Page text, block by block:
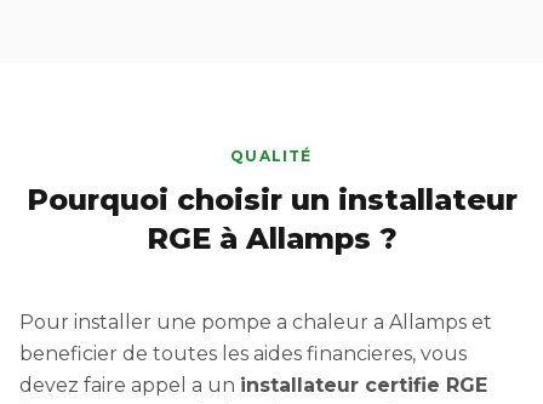
QUALITÉ
Pourquoi choisir un installateur
RGE à Allamps ?
Pour installer une pompe a chaleur a Allamps et
beneficier de toutes les aides financieres, vous
devez faire appel a un installateur certifie RGE